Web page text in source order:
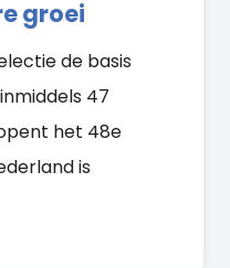
groei
de basis
47
het 48e
is